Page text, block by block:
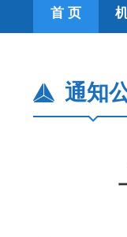
首 页
通知